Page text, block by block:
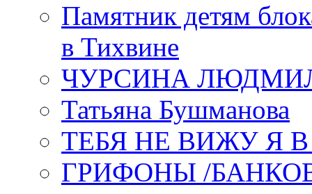
Памятник детям
в Тихвине
ЧУРСИНА
Татьяна Бушманова
ТЕБЯ НЕ ВИЖУ Я
ГРИФОНЫ /